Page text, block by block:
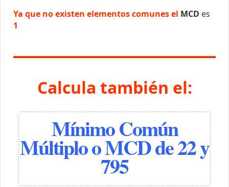
Ya que no existen elementos comunes el MCD es
1
Calcula también el:
Mínimo Común
Múltiplo o MCD de 22 y
795